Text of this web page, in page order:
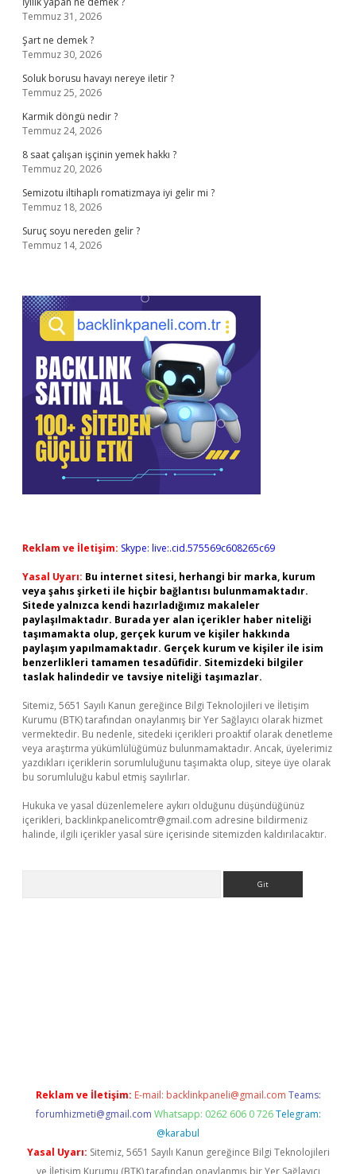
Temmuz 31, 2026
Şart ne demek ?
Temmuz 30, 2026
Soluk borusu havayı nereye iletir ?
Temmuz 25, 2026
Karmik döngü nedir ?
Temmuz 24, 2026
8 saat çalışan işçinin yemek hakkı ?
Temmuz 20, 2026
Semizotu iltihaplı romatizmaya iyi gelir mi ?
Temmuz 18, 2026
Suruç soyu nereden gelir ?
Temmuz 14, 2026
Reklam ve İletişim: Skype: live:.cid.575569c608265c69
Yasal Uyarı: Bu internet sitesi, herhangi bir marka, kurum
veya şahıs şirketi ile hiçbir bağlantısı bulunmamaktadır.
Sitede yalnızca kendi hazırladığımız makaleler
paylaşılmaktadır. Burada yer alan içerikler haber niteliği
taşımamakta olup, gerçek kurum ve kişiler hakkında
paylaşım yapılmamaktadır. Gerçek kurum ve kişiler ile isim
benzerlikleri tamamen tesadüfidir. Sitemizdeki bilgiler
taslak halindedir ve tavsiye niteliği taşımazlar.
Sitemiz, 5651 Sayılı Kanun gereğince Bilgi Teknolojileri ve İletişim
Kurumu (BTK) tarafından onaylanmış bir Yer Sağlayıcı olarak hizmet
vermektedir. Bu nedenle, sitedeki içerikleri proaktif olarak denetleme
veya araştırma yükümlülüğümüz bulunmamaktadır. Ancak, üyelerimiz
yazdıkları içeriklerin sorumluluğunu taşımakta olup, siteye üye olarak
bu sorumluluğu kabul etmiş sayılırlar.
Hukuka ve yasal düzenlemelere aykırı olduğunu düşündüğünüz
içerikleri, backlinkpanelicomtr@gmail.com adresine bildirmeniz
halinde, ilgili içerikler yasal süre içerisinde sitemizden kaldırılacaktır.
Reklam ve İletişim: E-mail: backlinkpaneli@gmail.com Teams:
forumhizmeti@gmail.com Whatsapp: 0262 606 0 726 Telegram:
@karabul
Yasal Uyarı: Sitemiz, 5651 Sayılı Kanun gereğince Bilgi Teknolojileri
ve İletişim Kurumu (BTK) tarafından onaylanmış bir Yer Sağlayıcı